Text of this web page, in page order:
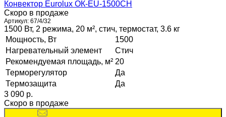
Конвектор Eurolux ОК-EU-1500CH
Скоро в продаже
Артикул: 67/4/32
1500 Вт, 2 режима, 20 м², стич, термостат, 3.6 кг
Мощность, Вт
1500
Нагревательный элемент
Стич
Рекомендуемая площадь, м² 20
Терморегулятор
Да
Термозащита
Да
3 090 p.
Скоро в продаже